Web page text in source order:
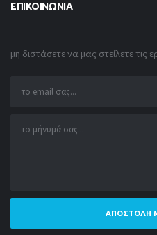
ΕΠΙΚΟΙΝΩΝΊΑ
μη διστάσετε να μας στείλετε τις
ΑΠΟΣΤΟΛΉ